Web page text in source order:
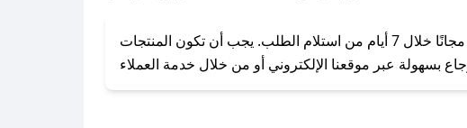
يحرص توري برتش على توفير تجربة تسوق آمنة ومريحة لعملائه، حيث يمكنك استرجاع أو استبدال المنتجات مجانًا خلال 7 أيام من استلام الطلب. يجب أن تكون المنتجات